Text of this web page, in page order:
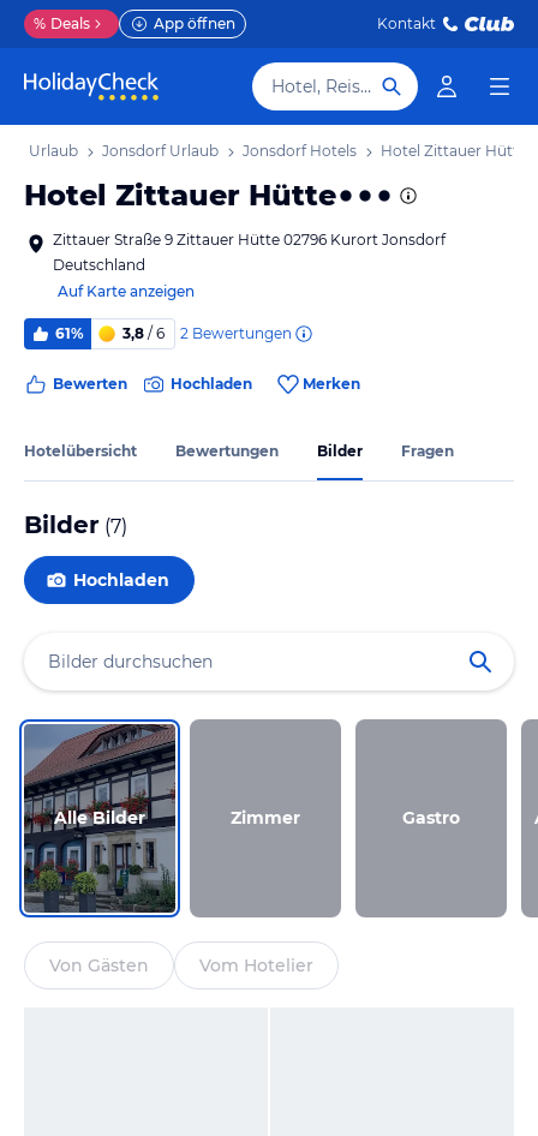
% Deals App öffnen Kontakt
Hotel, Reiseziel
Urlaub Jonsdorf Urlaub Jonsdorf Hotels Hotel Zittauer Hütte
Hotel Zittauer Hütte
Zittauer Straße 9 Zittauer Hütte 02796 Kurort Jonsdorf
Deutschland
Auf Karte anzeigen
61% 3,8 / 6 2 Bewertungen
Bewerten Hochladen Merken
Hotelübersicht Bewertungen Bilder Fragen
Bilder (7)
Hochladen
Alle Bilder Zimmer Gastro
Von Gästen Vom Hotelier